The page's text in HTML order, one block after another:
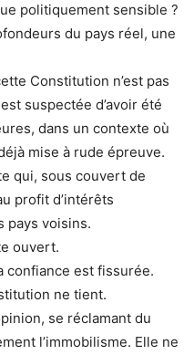
politiquement sensible ?
du pays réel, une
Constitution n’est pas
suspectée d’avoir été
dans un contexte où
mise à rude épreuve.
qui, sous couvert de
profit d’intérêts
pays voisins.
ouvert.
confiance est fissurée.
ne tient.
se réclamant du
l’immobilisme. Elle ne